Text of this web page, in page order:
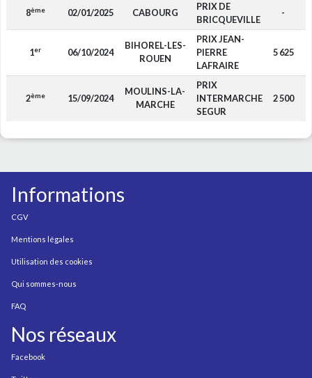
8ème 02/01/2025 CABOURG
PRIX DE
BRICQUEVILLE
-
1er 06/10/2024
BIHOREL-LES-
ROUEN
PRIX JEAN-
PIERRE
LAFRAIRE
5 625
2ème 15/09/2024
MOULINS-LA-
MARCHE
PRIX
INTERMARCHE
SEGUR
2 500
Informations
CGV
Mentions légales
Utilisation des cookies
Qui sommes-nous
FAQ
Nos réseaux
Facebook